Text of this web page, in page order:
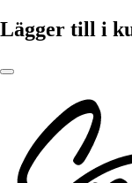
Lägger till i